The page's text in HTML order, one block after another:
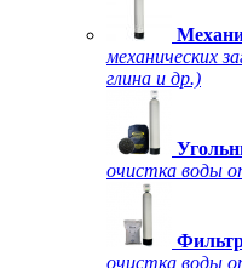
механических
глина и др.)
очистка воды
очистка воды